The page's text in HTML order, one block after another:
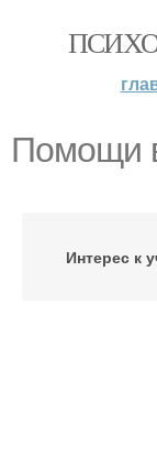
Помощи
Интерес к